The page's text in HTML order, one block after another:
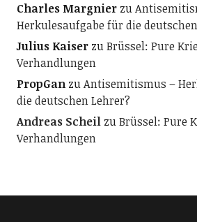
Charles Margnierzu
Herkulesaufgabe für die
Julius KaiserzuBrüssel: Pure
Verhandlungen
PropGanzuAntisemitismus –
die deutschen Lehrer?
Andreas ScheilzuBrüssel: Pure
Verhandlungen